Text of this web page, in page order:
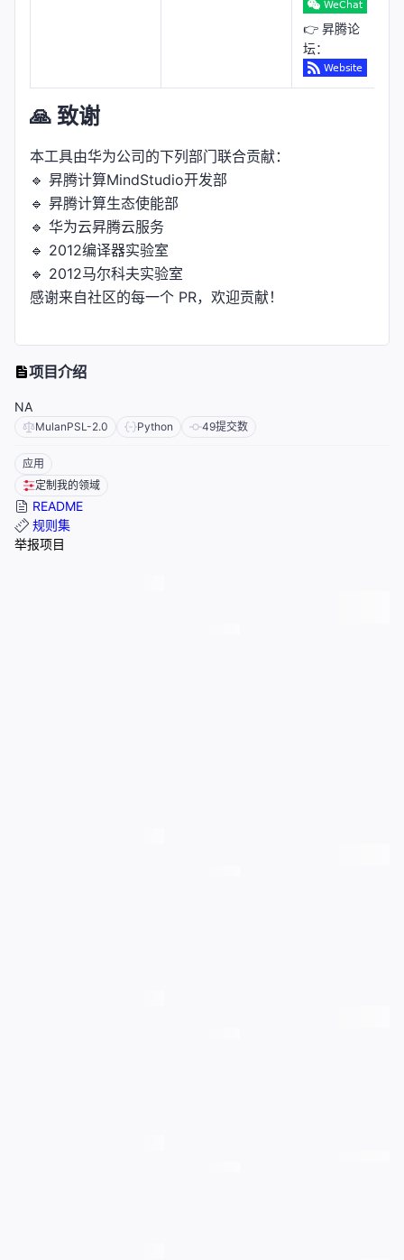
👉 昇腾论
坛：
🙏 致谢
本工具由华为公司的下列部门联合贡献：
🔹 昇腾计算MindStudio开发部
🔹 昇腾计算生态使能部
🔹 华为云昇腾云服务
🔹 2012编译器实验室
🔹 2012马尔科夫实验室
感谢来自社区的每一个 PR，欢迎贡献！
项目介绍
NA
MulanPSL-2.0 Python 49提交数
应用
定制我的领域
README
规则集
举报项目